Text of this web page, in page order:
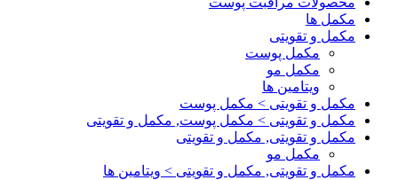
مکمل ها
مکمل و تقویتی
مکمل پوست
مکمل مو
ویتامین ها
مکمل و تقویتی > مکمل پوست
مکمل و تقویتی > مکمل پوست, مکمل و تقویتی
مکمل و تقویتی, مکمل و تقویتی
مکمل مو
مکمل و تقویتی, مکمل و تقویتی > ویتامین ها